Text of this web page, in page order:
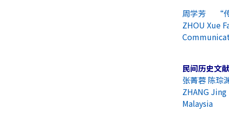
周学芳 “传
ZHOU Xue
民间历史文
张菁蓉 陈琮
ZHANG
Malaysia